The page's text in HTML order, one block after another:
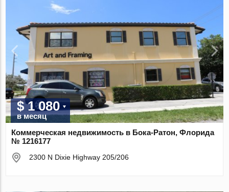
$ 1 080
в месяц
Коммерческая недвижимость в Бока-Ратон, Флорида
№ 1216177
2300 N Dixie Highway 205/206